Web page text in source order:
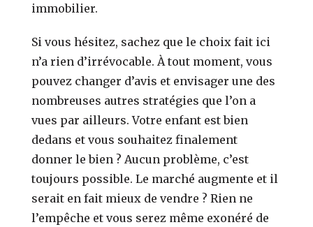
immobilier.
Si vous hésitez, sachez que le choix fait ici
n’a rien d’irrévocable. À tout moment, vous
pouvez changer d’avis et envisager une des
nombreuses autres stratégies que l’on a
vues par ailleurs. Votre enfant est bien
dedans et vous souhaitez finalement
donner le bien ? Aucun problème, c’est
toujours possible. Le marché augmente et il
serait en fait mieux de vendre ? Rien ne
l’empêche et vous serez même exonéré de